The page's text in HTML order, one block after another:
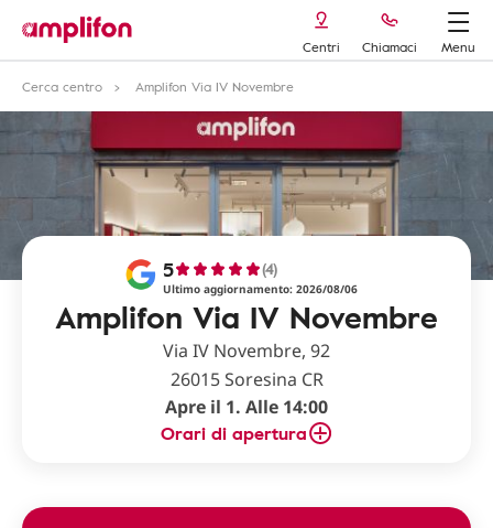
Centri Chiamaci
Menu
Cerca centro
Amplifon Via IV Novembre
Amplifon Via IV Novembre
5 (4)
Ultimo aggiornamento: 2026/08/06
Via IV Novembre, 92
26015 Soresina CR
Apre il 1. Alle 14:00
Orari di apertura